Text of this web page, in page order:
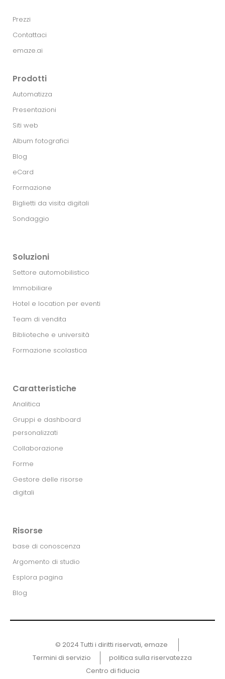
Prezzi
Contattaci
emaze.ai
Prodotti
Automatizza
Presentazioni
Siti web
Album fotografici
Blog
eCard
Formazione
Biglietti da visita digitali
Sondaggio
Soluzioni
Settore automobilistico
Immobiliare
Hotel e location per eventi
Team di vendita
Biblioteche e università
Formazione scolastica
Caratteristiche
Analitica
Gruppi e dashboard
personalizzati
Collaborazione
Forme
Gestore delle risorse
digitali
Risorse
base di conoscenza
Argomento di studio
Esplora pagina
Blog
© 2024 Tutti i diritti riservati, emaze ​
Termini di servizio
politica sulla riservatezza
Centro di fiducia